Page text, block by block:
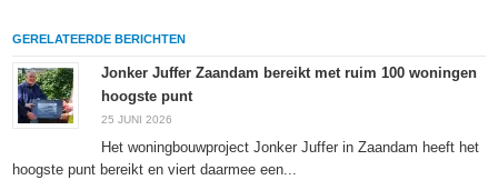
Facebook
(Wordt
een
nieuw
venster
geopend)
delen
(Wordt
een
venster
geopend)
Twitter
(Wordt
een
venster
geopend)
nieuw
GERELATEERDE BERICHTEN
Jonker Juffer Zaandam bereikt met ruim 100 woningen
hoogste punt
25 JUNI 2026
Het woningbouwproject Jonker Juffer in Zaandam heeft het
hoogste punt bereikt en viert daarmee een...